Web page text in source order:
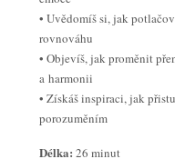
• Uvědomíš si, jak
rovnováhu
• Objevíš, jak proměnit
a harmonii
• Získáš inspiraci, jak
porozuměním
Délka: 26 minut